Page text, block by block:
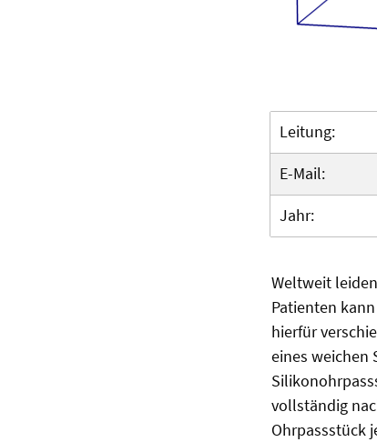
Leitung:
E-Mail:
Jahr:
Weltweit
Patienten
hierfür
eines weichen
vollständig
Ohrpassstück